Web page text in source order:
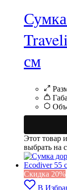
см
Этот товар
выбрать на
Cкидка 20%
В